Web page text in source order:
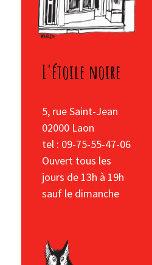
L'étoile noire
5, rue Saint-Jean
02000 Laon
tel : 09-75-55-47-06
Ouvert tous les
jours de 13h à 19h
sauf le dimanche